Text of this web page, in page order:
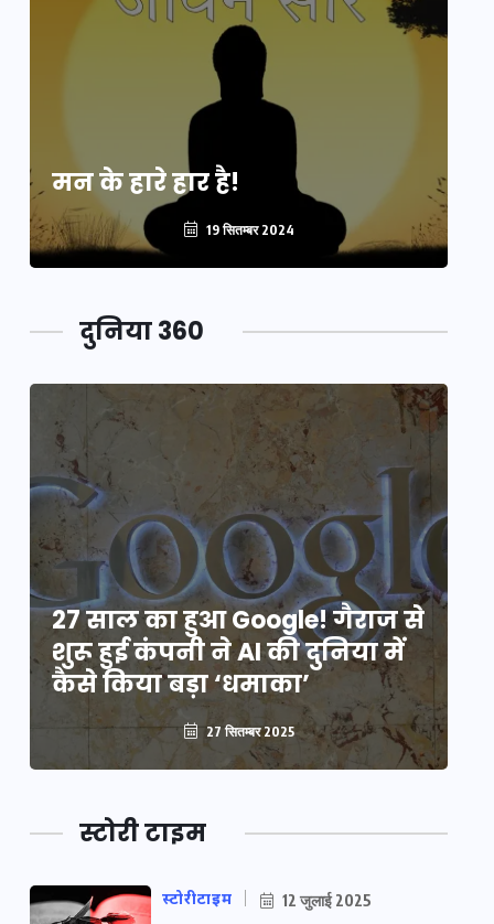
मन के हारे हार है!
19 सितम्बर 2024
दुनिया 360
27 साल का हुआ Google! गैराज से
शुरू हुई कंपनी ने AI की दुनिया में
कैसे किया बड़ा ‘धमाका’
27 सितम्बर 2025
स्टोरी टाइम
स्टोरीटाइम 12 जुलाई 2025